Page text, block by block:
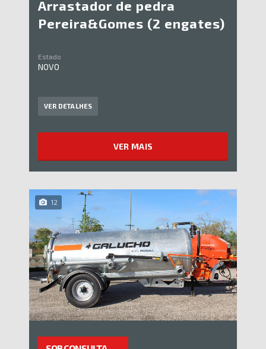
Arrastador de pedra
Pereira&Gomes (2 engates)
Estado
NOVO
VER DETALHES
VER MAIS
12